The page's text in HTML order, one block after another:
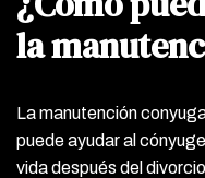
la
La manutención
puede ayudar al
vida después del